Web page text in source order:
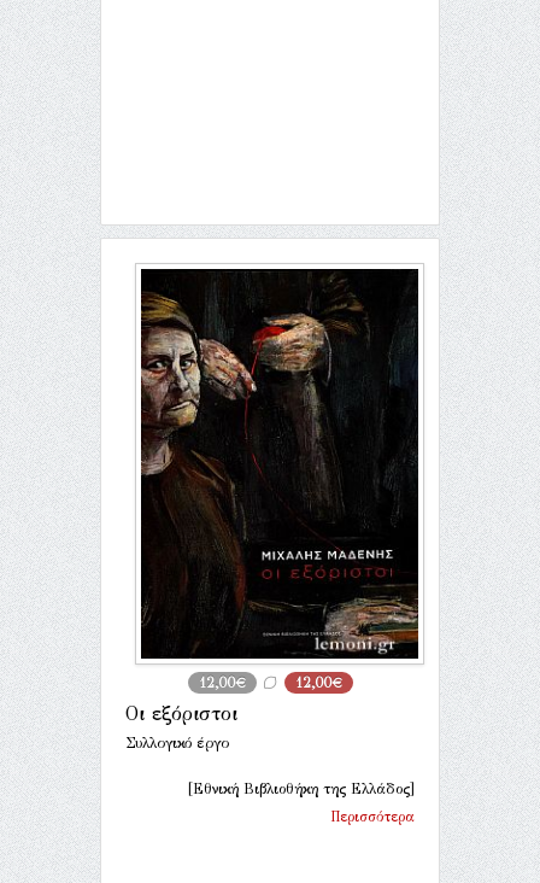
12,00€ 12,00€
Οι εξόριστοι
Συλλογικό έργο
[Εθνική Βιβλιοθήκη της Ελλάδος]
Περισσότερα